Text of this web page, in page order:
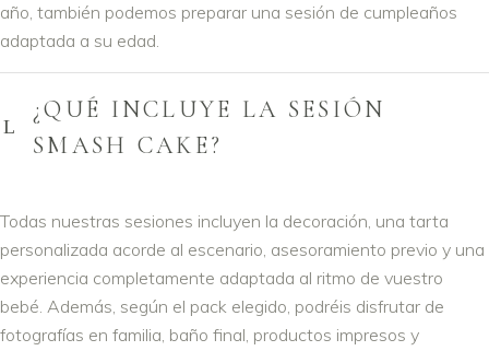
año, también podemos preparar una sesión de cumpleaños
adaptada a su edad.
¿QUÉ INCLUYE LA SESIÓN
SMASH CAKE?
Todas nuestras sesiones incluyen la decoración, una tarta
personalizada acorde al escenario, asesoramiento previo y una
experiencia completamente adaptada al ritmo de vuestro
bebé. Además, según el pack elegido, podréis disfrutar de
fotografías en familia, baño final, productos impresos y